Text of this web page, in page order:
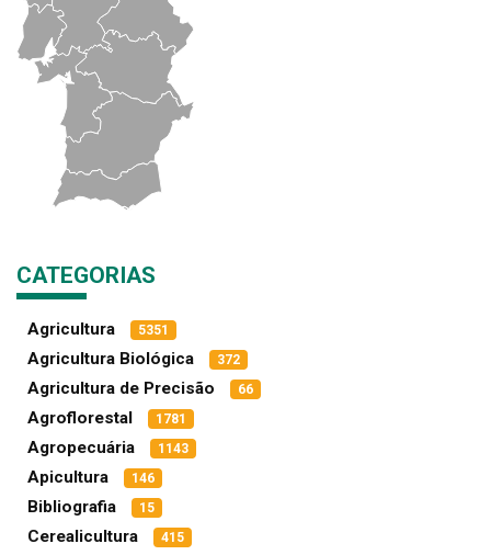
CATEGORIAS
Agricultura 5351
Agricultura Biológica 372
Agricultura de Precisão 66
Agroflorestal 1781
Agropecuária 1143
Apicultura 146
Bibliografia 15
Cerealicultura 415